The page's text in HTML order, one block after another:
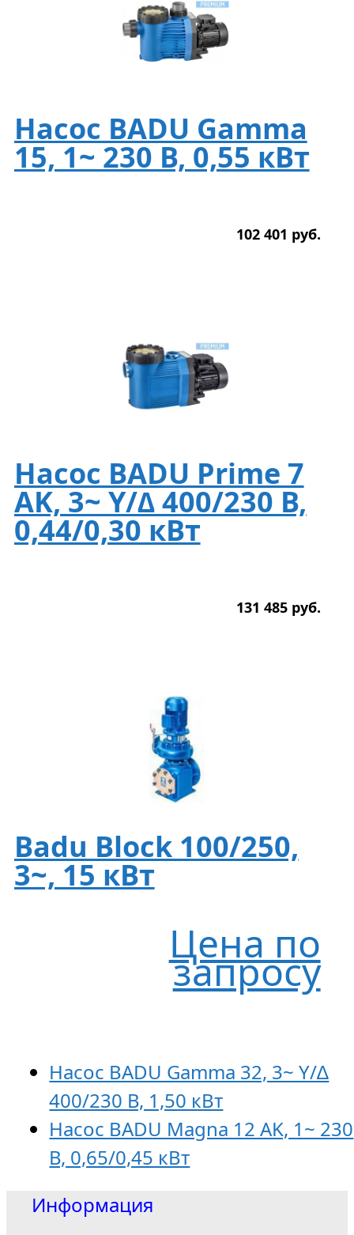
Насос BADU Gamma
15, 1~ 230 В, 0,55 кВт
102 401 руб.
Насос BADU Prime 7
AK, 3~ Y/∆ 400/230 В,
0,44/0,30 кВт
131 485 руб.
Badu Block 100/250,
3~, 15 кВт
Цена по
запросу
Насос BADU Gamma 32, 3~ Y/∆
400/230 В, 1,50 кВт
Насос BADU Magna 12 AK, 1~ 230
В, 0,65/0,45 кВт
Информация